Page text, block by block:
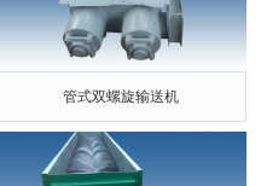
管式双螺旋输送机